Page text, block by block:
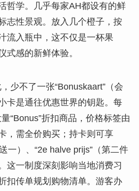
哲学。几乎每家AH都设有的鲜
志性景观。放入几个橙子，按
流入瓶中，这不仅是一杯果
式感的新鲜体验。
少不了一张“Bonuskaart”（会
卡是通往优惠世界的钥匙。每
“Bonus”折扣商品，价格标签由
，需全价购买；持卡则可享
一）、“2e halve prijs”（第二件
这一制度深刻影响当地消费习
扣传单规划购物清单。游客办